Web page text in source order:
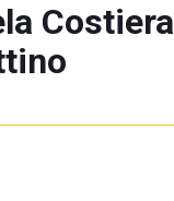
Costiera